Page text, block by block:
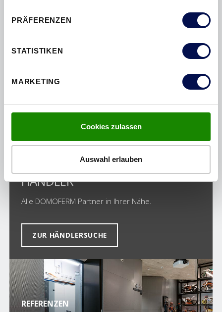
PRÄFERENZEN
STATISTIKEN
MARKETING
Cookies zulassen
Auswahl erlauben
DARUM DOMOFERM
HÄNDLER
Alle DOMOFERM Partner in Ihrer Nähe.
ZUR HÄNDLERSUCHE
REFERENZEN